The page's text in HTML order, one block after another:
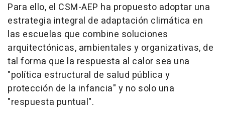
Para ello, el CSM-AEP ha propuesto adoptar una
estrategia integral de adaptación climática en
las escuelas que combine soluciones
arquitectónicas, ambientales y organizativas, de
tal forma que la respuesta al calor sea una
"política estructural de salud pública y
protección de la infancia" y no solo una
"respuesta puntual".